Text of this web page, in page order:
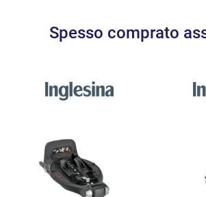
Spesso comprato